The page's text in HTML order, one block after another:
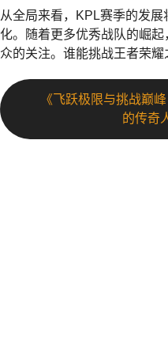
从全局来看，KPL赛季的发
化。随着更多优秀战队的崛
众的关注。谁能挑战王者荣耀
《飞跃极限与挑战巅
的传奇